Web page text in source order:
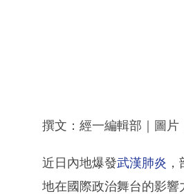
撰文：經一編輯部｜圖片
近日內地爆發武漢肺炎
地在國際政治舞台的影